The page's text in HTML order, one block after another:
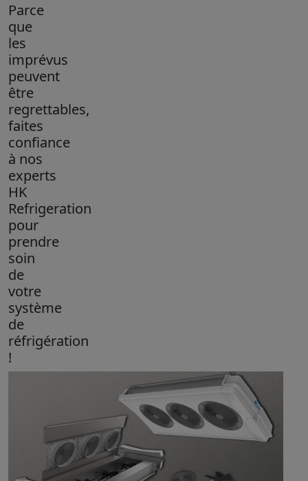
Parce
que
les
imprévus
peuvent
être
regrettables,
faites
confiance
à nos
experts
HK
Refrigeration
pour
prendre
soin
de
votre
système
de
réfrigération
!